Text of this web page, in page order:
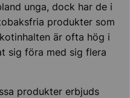
unga, dock har de i
produkter som
är ofta hög i
sig föra med sig flera
produkter erbjuds